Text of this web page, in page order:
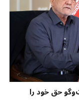
حق خود را